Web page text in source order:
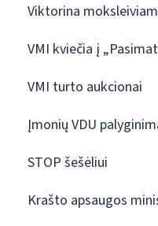
Viktorina
VMI kviečia į
VMI turto aukcionai
Įmonių VDU
STOP šešėliui
Krašto apsaugos